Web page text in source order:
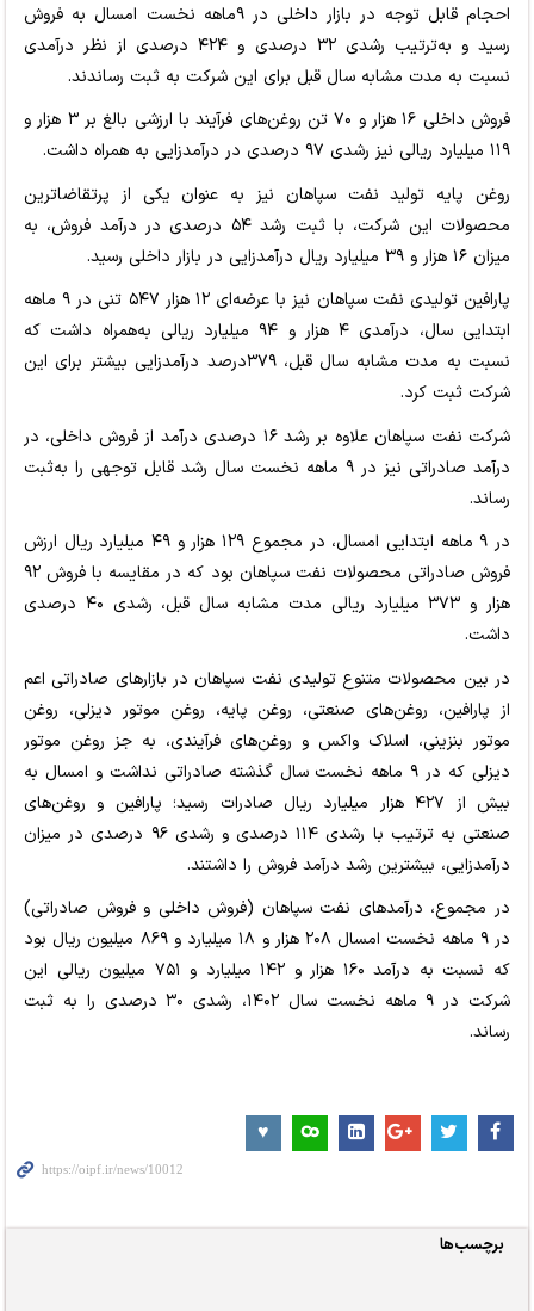
احجام قابل توجه در بازار داخلی در ۹ماهه نخست امسال به فروش
رسید و به‌ترتیب رشدی ۳۲ درصدی و ۴۲۴ درصدی از نظر درآمدی
نسبت به مدت مشابه سال قبل برای این شرکت به ثبت رساندند.
فروش داخلی ۱۶ هزار و ۷۰ تن روغن‌های فرآیند با ارزشی بالغ بر ۳ هزار و
۱۱۹ میلیارد ریالی نیز رشدی ۹۷ درصدی در درآمدزایی به همراه داشت.
روغن پایه تولید نفت سپاهان نیز به عنوان یکی از پرتقاضاترین
محصولات این شرکت، با ثبت رشد ۵۴ درصدی در درآمد فروش، به
میزان ۱۶ هزار و ۳۹ میلیارد ریال درآمدزایی در بازار داخلی رسید.
پارافین تولیدی نفت سپاهان نیز با عرضه‌ای ۱۲ هزار ۵۴۷ تنی در ۹ ماهه
ابتدایی سال، درآمدی ۴ هزار و ۹۴ میلیارد ریالی به‌همراه داشت که
نسبت به مدت مشابه سال قبل، ۳۷۹درصد درآمدزایی بیشتر برای این
شرکت ثبت کرد.
شرکت نفت سپاهان علاوه بر رشد ۱۶ درصدی درآمد از فروش داخلی، در
درآمد صادراتی نیز در ۹ ماهه نخست سال رشد قابل توجهی را به‌ثبت
رساند.
در ۹ ماهه ابتدایی امسال، در مجموع ۱۲۹ هزار و ۴۹ میلیارد ریال ارزش
فروش صادراتی محصولات نفت سپاهان بود که در مقایسه با فروش ۹۲
هزار و ۳۷۳ میلیارد ریالی مدت مشابه سال قبل، رشدی ۴۰ درصدی
داشت.
در بین محصولات متنوع تولیدی نفت سپاهان در بازارهای صادراتی اعم
از پارافین، روغن‌های صنعتی، روغن پایه، روغن موتور دیزلی، روغن
موتور بنزینی، اسلاک واکس و روغن‌های فرآیندی، به جز روغن موتور
دیزلی که در ۹ ماهه نخست سال گذشته صادراتی نداشت و امسال به
بیش از ۴۲۷ هزار میلیارد ریال صادرات رسید؛ پارافین و روغن‌های
صنعتی به ترتیب با رشدی ۱۱۴ درصدی و رشدی ۹۶ درصدی در میزان
درآمدزایی، بیشترین رشد درآمد فروش را داشتند.
در مجموع، درآمدهای نفت سپاهان (فروش داخلی و فروش صادراتی)
در ۹ ماهه نخست امسال ۲۰۸ هزار و ۱۸ میلیارد و ۸۶۹ میلیون ریال بود
که نسبت به درآمد ۱۶۰ هزار و ۱۴۲ میلیارد و ۷۵۱ میلیون ریالی این
شرکت در ۹ ماهه نخست سال ۱۴۰۲، رشدی ۳۰ درصدی را به ثبت
رساند.
برچسب‌ها